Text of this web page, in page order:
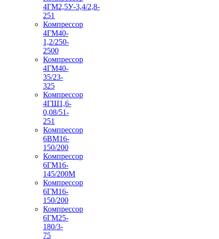
4ГМ2,5У-3,4/2,8-
251
Компрессор
4ГМ40-
1,2/250-
2500
Компрессор
4ГМ40-
35/23-
325
Компрессор
4ГШ1,6-
0,08/51-
251
Компрессор
6ВМ16-
150/200
Компрессор
6ГМ16-
145/200М
Компрессор
6ГМ16-
150/200
Компрессор
6ГМ25-
180/3-
75